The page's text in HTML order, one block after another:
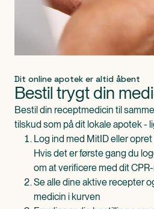
Dit online apotek er altid åbent
Bestil trygt din
Bestil din receptmedicin til
tilskud som på dit lokale apotek -
Log ind med MitID eller
Hvis det er første gang du
om at verificere med dit
Se alle dine aktive recepter
medicin i kurven